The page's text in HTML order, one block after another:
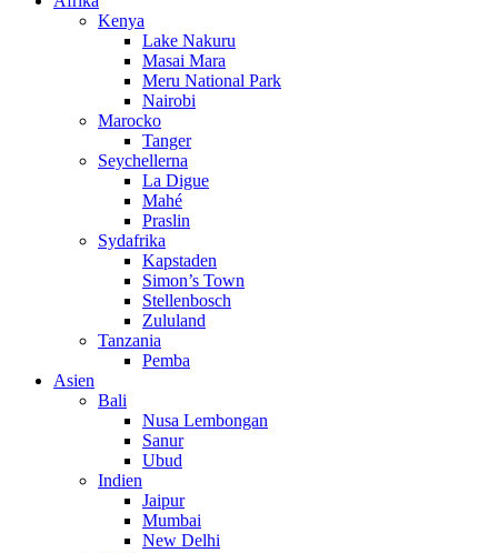
Kenya
Lake Nakuru
Masai Mara
Meru National Park
Nairobi
Marocko
Tanger
Seychellerna
La Digue
Mahé
Praslin
Sydafrika
Kapstaden
Simon’s Town
Stellenbosch
Zululand
Tanzania
Pemba
Asien
Bali
Nusa Lembongan
Sanur
Ubud
Indien
Jaipur
Mumbai
New Delhi